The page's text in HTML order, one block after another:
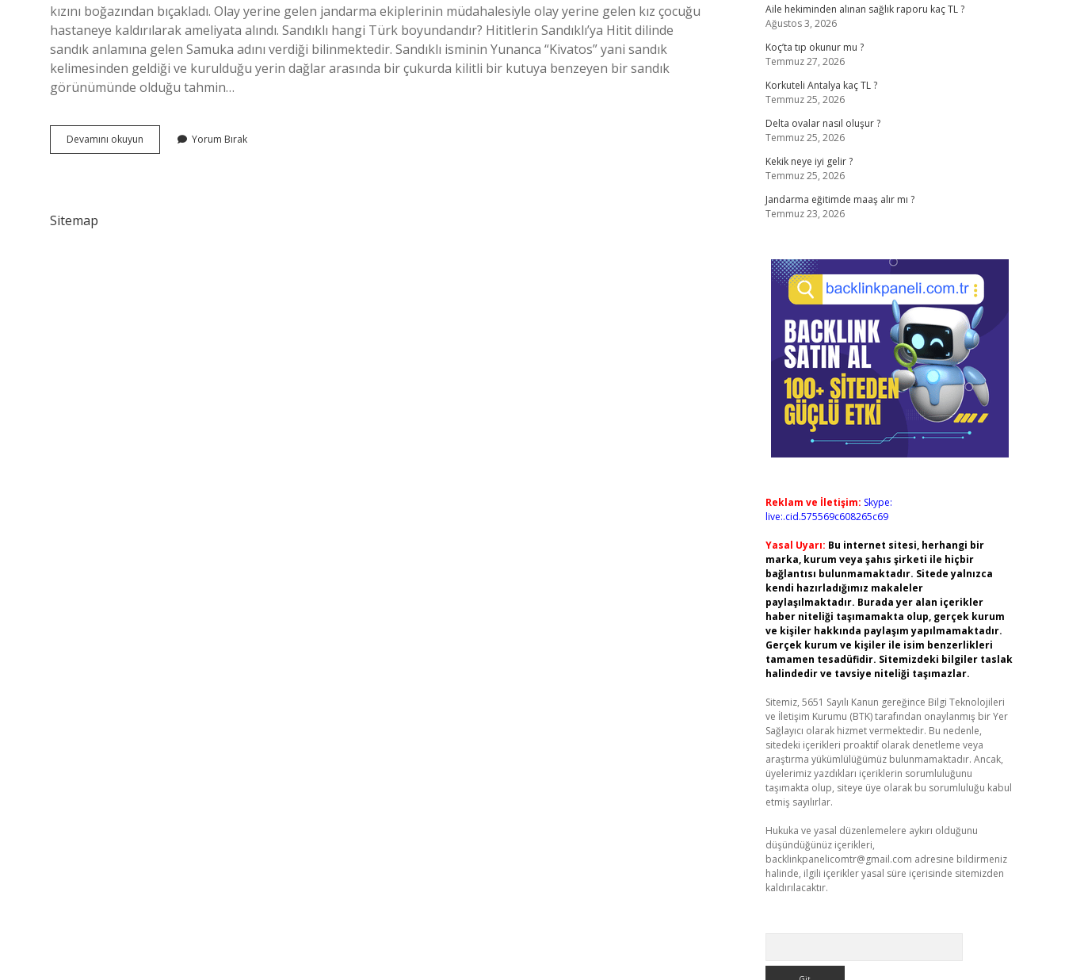
kızını boğazından bıçakladı. Olay yerine gelen jandarma ekiplerinin müdahalesiyle olay yerine gelen kız çocuğu
hastaneye kaldırılarak ameliyata alındı. Sandıklı hangi Türk boyundandır? Hititlerin Sandıklı’ya Hitit dilinde
sandık anlamına gelen Samuka adını verdiği bilinmektedir. Sandıklı isminin Yunanca “Kivatos” yani sandık
kelimesinden geldiği ve kurulduğu yerin dağlar arasında bir çukurda kilitli bir kutuya benzeyen bir sandık
görünümünde olduğu tahmin…
Devamını okuyun
Ne
Yorum Bırak
Sitemap
Aile hekiminden alınan sağlık raporu kaç TL ?
Ağustos 3, 2026
Koç’ta tıp okunur mu ?
Temmuz 27, 2026
Korkuteli Antalya kaç TL ?
Temmuz 25, 2026
Delta ovalar nasıl oluşur ?
Temmuz 25, 2026
Kekik neye iyi gelir ?
Temmuz 25, 2026
Jandarma eğitimde maaş alır mı ?
Temmuz 23, 2026
Reklam ve İletişim: Skype:
live:.cid.575569c608265c69
Yasal Uyarı: Bu internet sitesi, herhangi bir
marka, kurum veya şahıs şirketi ile hiçbir
bağlantısı bulunmamaktadır. Sitede yalnızca
kendi hazırladığımız makaleler
paylaşılmaktadır. Burada yer alan içerikler
haber niteliği taşımamakta olup, gerçek kurum
ve kişiler hakkında paylaşım yapılmamaktadır.
Gerçek kurum ve kişiler ile isim benzerlikleri
tamamen tesadüfidir. Sitemizdeki bilgiler taslak
halindedir ve tavsiye niteliği taşımazlar.
Sitemiz, 5651 Sayılı Kanun gereğince Bilgi Teknolojileri
ve İletişim Kurumu (BTK) tarafından onaylanmış bir Yer
Sağlayıcı olarak hizmet vermektedir. Bu nedenle,
sitedeki içerikleri proaktif olarak denetleme veya
araştırma yükümlülüğümüz bulunmamaktadır. Ancak,
üyelerimiz yazdıkları içeriklerin sorumluluğunu
taşımakta olup, siteye üye olarak bu sorumluluğu kabul
etmiş sayılırlar.
Hukuka ve yasal düzenlemelere aykırı olduğunu
düşündüğünüz içerikleri,
backlinkpanelicomtr@gmail.com adresine bildirmeniz
halinde, ilgili içerikler yasal süre içerisinde sitemizden
kaldırılacaktır.